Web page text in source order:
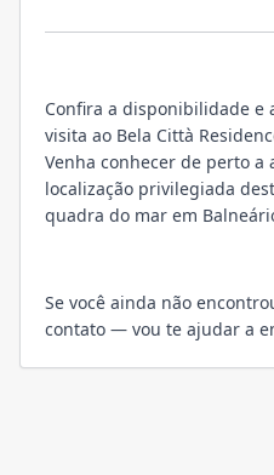
Confira a disponibilidade e
visita ao Bela Città
Venha conhecer de perto
localização privilegiada
quadra do mar em
Se você ainda não
contato — vou te ajudar a